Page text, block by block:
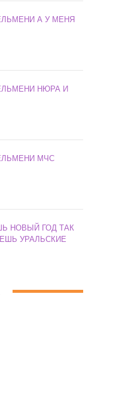
А У МЕНЯ
НЮРА И
МЧС
НОВЫЙ ГОД ТАК
УРАЛЬСКИЕ